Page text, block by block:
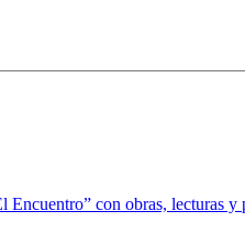
Encuentro” con obras, lecturas y